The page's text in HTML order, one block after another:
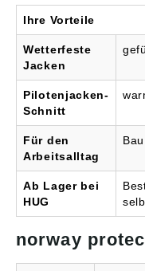
Innentasche Material:
Obermaterial: 60 %
Baumwolle, 40 %
Polyester, ca. 250 g/
Futter: 100 %
Faserpelz: 100 %
Polyester Farbe:
forstgrün-orange
Ihre Vorteile
Wetterfeste
Jacken
Pilotenjacken-
Schnitt
Für den
Arbeitsalltag
Ab Lager bei
HUG
norway